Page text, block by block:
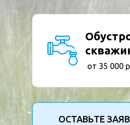
ОСТАВЬТЕ
от 35 000